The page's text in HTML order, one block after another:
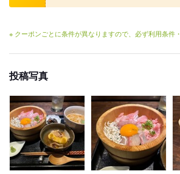
※ クーポンごとに条件が異なりますので、必ず利用条件
投稿写真